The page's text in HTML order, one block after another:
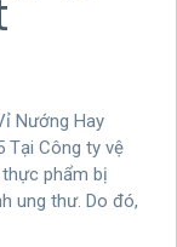
Nướng Hay
Tại Công ty vệ
phẩm bị
ung thư. Do đó,